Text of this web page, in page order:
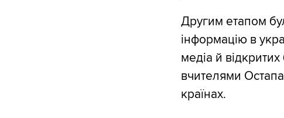
Другим етапом
інформацію в
медіа й
вчителями
країнах.